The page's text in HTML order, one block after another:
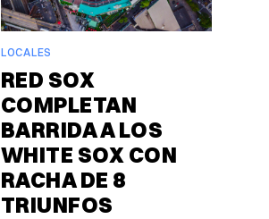
LOCALES
RED SOX
COMPLETAN
BARRIDA A LOS
WHITE SOX CON
RACHA DE 8
TRIUNFOS